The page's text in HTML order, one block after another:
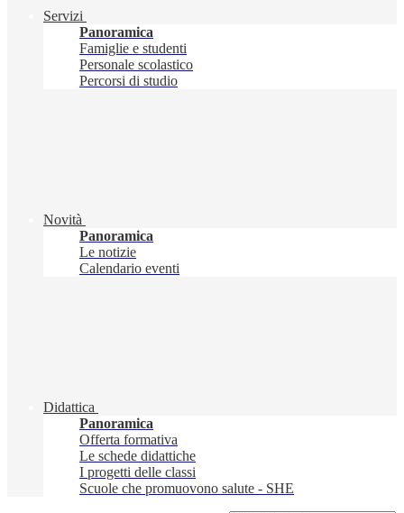
Servizi
Panoramica
Famiglie e studenti
Personale scolastico
Percorsi di studio
Novità
Panoramica
Le notizie
Calendario eventi
Didattica
Panoramica
Offerta formativa
Le schede didattiche
I progetti delle classi
Scuole che promuovono salute - SHE